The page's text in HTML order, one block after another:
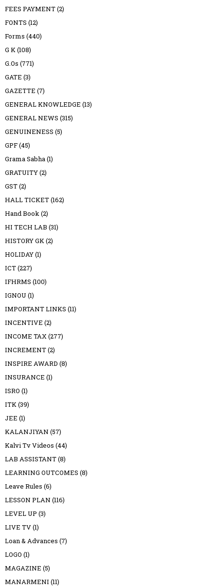
FEES PAYMENT(2)
FONTS (12)
Forms (440)
G K(108)
G.Os (771)
GATE (3)
GAZETTE (7)
GENERAL KNOWLEDGE (13)
GENERAL NEWS (315)
GENUINENESS (5)
GPF(45)
Grama Sabha(1)
GRATUITY(2)
GST(2)
HALL TICKET(162)
Hand Book(2)
HI TECH LAB (31)
HISTORY GK(2)
HOLIDAY(1)
ICT(227)
IFHRMS (100)
IGNOU (1)
IMPORTANT LINKS (11)
INCENTIVE (2)
INCOME TAX(277)
INCREMENT(2)
INSPIRE AWARD (8)
INSURANCE (1)
ISRO (1)
ITK(39)
JEE (1)
KALANJIYAN (57)
Kalvi Tv Videos (44)
LAB ASSISTANT(8)
LEARNING OUTCOMES (8)
Leave Rules (6)
LESSON PLAN (116)
LEVEL UP (3)
LIVE TV(1)
Loan & Advances (7)
LOGO (1)
MAGAZINE (5)
MANARMENI (11)